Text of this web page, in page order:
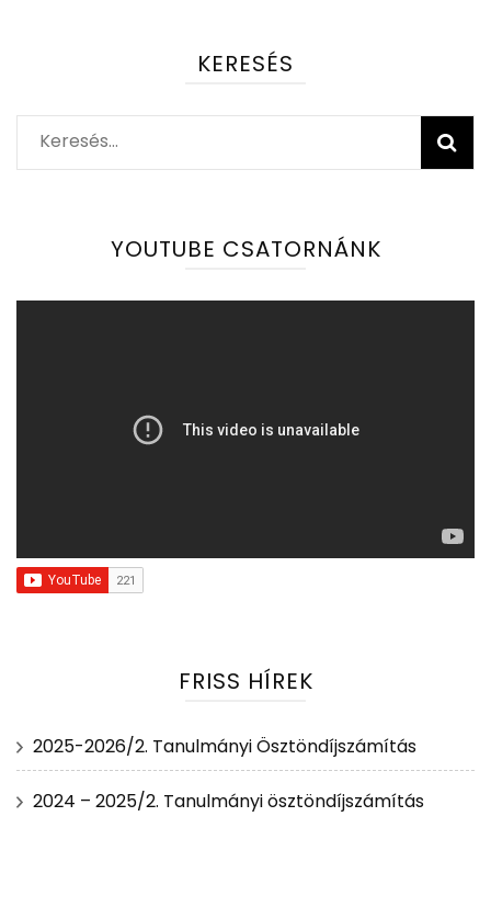
KERESÉS
Keresés:
YOUTUBE CSATORNÁNK
FRISS HÍREK
2025-2026/2. Tanulmányi Ösztöndíjszámítás
2024 – 2025/2. Tanulmányi ösztöndíjszámítás